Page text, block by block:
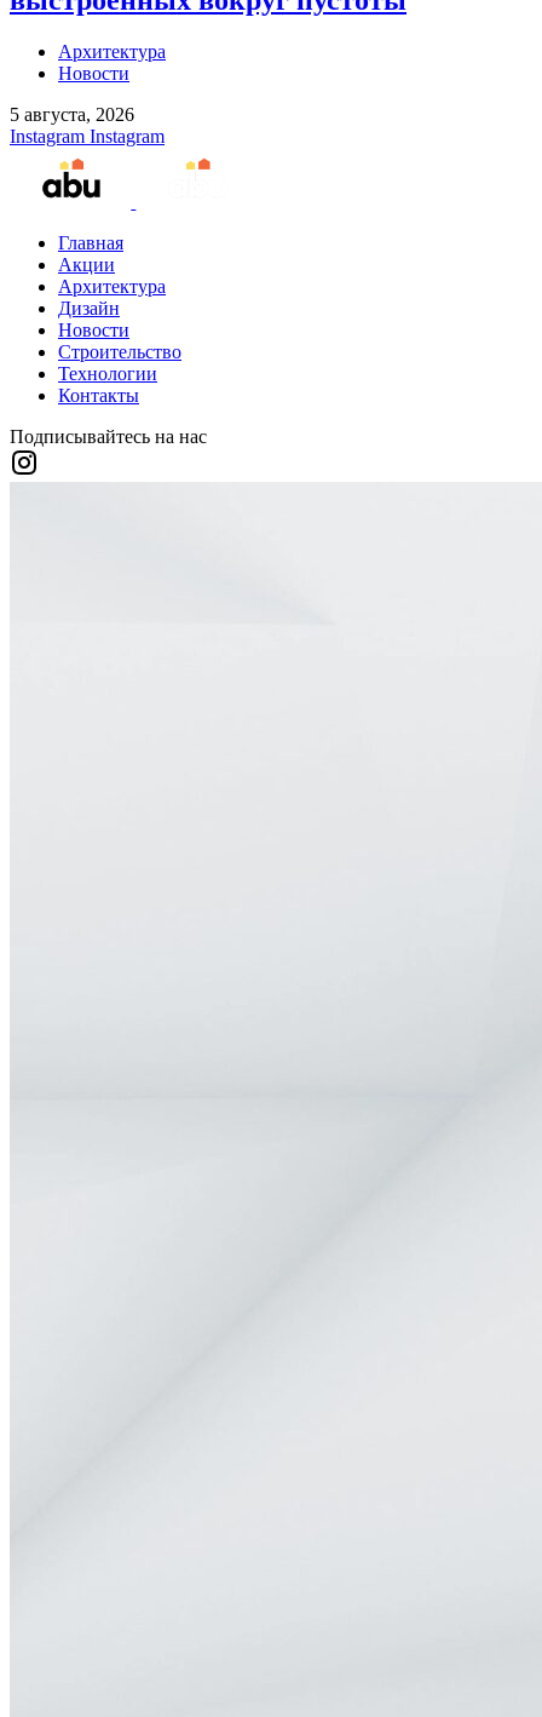
Архитектура
Новости
5 августа, 2026
Instagram Instagram
Главная
Акции
Архитектура
Дизайн
Новости
Строительство
Технологии
Контакты
Подписывайтесь на нас